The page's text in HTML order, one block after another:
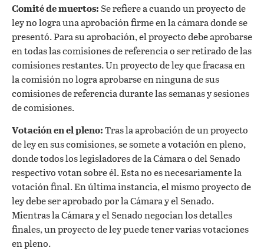
Comité de muertos: Se refiere a cuando un proyecto de
ley no logra una aprobación firme en la cámara donde se
presentó. Para su aprobación, el proyecto debe aprobarse
en todas las comisiones de referencia o ser retirado de las
comisiones restantes. Un proyecto de ley que fracasa en
la comisión no logra aprobarse en ninguna de sus
comisiones de referencia durante las semanas y sesiones
de comisiones.
Votación en el pleno:Tras la aprobación de un proyecto
de ley en sus comisiones, se somete a votación en pleno,
donde todos los legisladores de la Cámara o del Senado
respectivo votan sobre él. Esta no es necesariamente la
votación final. En última instancia, el mismo proyecto de
ley debe ser aprobado por la Cámara y el Senado.
Mientras la Cámara y el Senado negocian los detalles
finales, un proyecto de ley puede tener varias votaciones
en pleno.